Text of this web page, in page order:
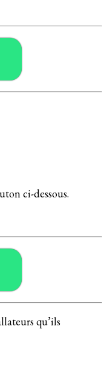
ci-dessous.
qu’ils